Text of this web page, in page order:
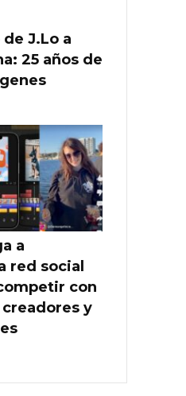
J.Lo a
25 años de
a
red social
con
y